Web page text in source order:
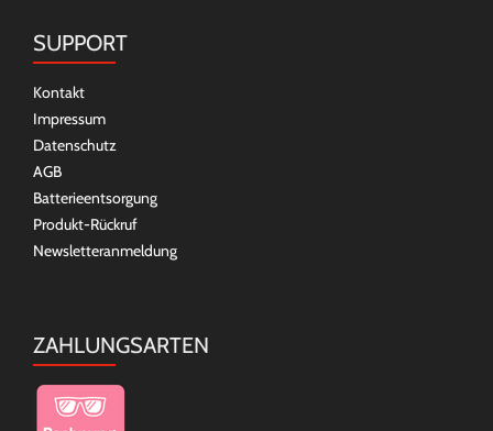
SUPPORT
Kontakt
Impressum
Datenschutz
AGB
Batterieentsorgung
Produkt-Rückruf
Newsletteranmeldung
ZAHLUNGSARTEN